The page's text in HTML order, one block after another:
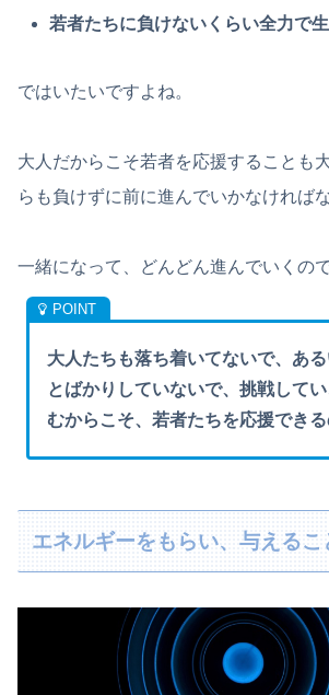
若者たちに負けないくらい全力で
ではいたいですよね。
大人だからこそ若者を応援することも
らも負けずに前に進んでいかなければ
一緒になって、どんどん進んでいくので
大人たちも落ち着いてないで、あ
とばかりしていないで、挑戦して
むからこそ、若者たちを応援できる
エネルギーをもらい、与えるこ